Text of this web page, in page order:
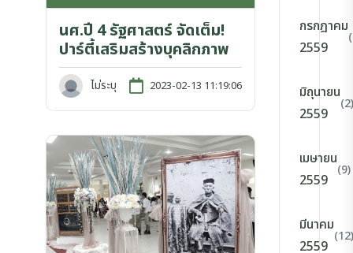
นศ.ปี 4 รัฐศาสตร์ จัดเต็ม!
ปาร์ตี้เสริมสร้างบุคลิกภาพ
ไม่ระบุ 2023-02-13 11:19:06
กรกฎาคม
2559
มิถุนายน
2559
(2)
เมษายน
2559
(9)
มีนาคม
2559
(12)